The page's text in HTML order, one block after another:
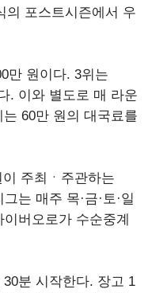
의 포스트시즌에서 우
만 원이다. 3위는
. 이와 별도로 매 라운
60만 원의 대국료를
주최ㆍ주관하는
는 매주 목·금·토·일
버오로가 수순중계
분 시작한다. 장고 1